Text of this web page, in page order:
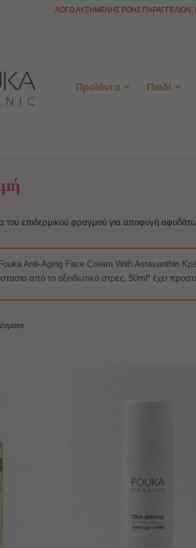
ΛΟΓΩ ΑΥΞΗΜΕΝΗΣ ΡΟΗΣ ΠΑΡΑΓΓΕΛΙΩΝ,
Προϊόντα Παιδί
του επιδερμικού φραγμού για αποφυγή
Anti-Aging Face Cream With Astaxanthin
από το οξειδωτικό στρες. 50ml” έχει